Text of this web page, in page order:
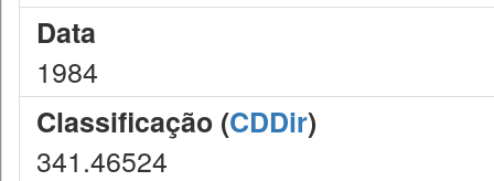
Data
1984
Classificação (CDDir)
341.46524